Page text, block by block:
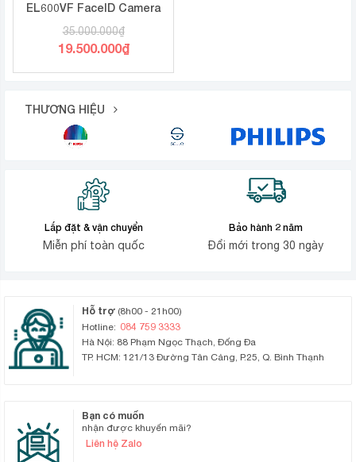
EL600VF FaceID Camera
35.000.000₫
Giá
19.500.000₫
Giá
tại
THƯƠNG HIỆU
Lắp đặt & vận chuyển
Miễn phí toàn quốc
Bảo hành 2 năm
Đổi mới trong 30 ngày
Hỗ trợ (8h00 - 21h00)
Hotline: 084 759 3333
Hà Nội: 88 Phạm Ngọc Thạch, Đống Đa
TP. HCM: 121/13 Đường Tân Cảng, P.25, Q. Bình Thạnh
Bạn có muốn
nhận được khuyến mãi?
Liên hệ Zalo